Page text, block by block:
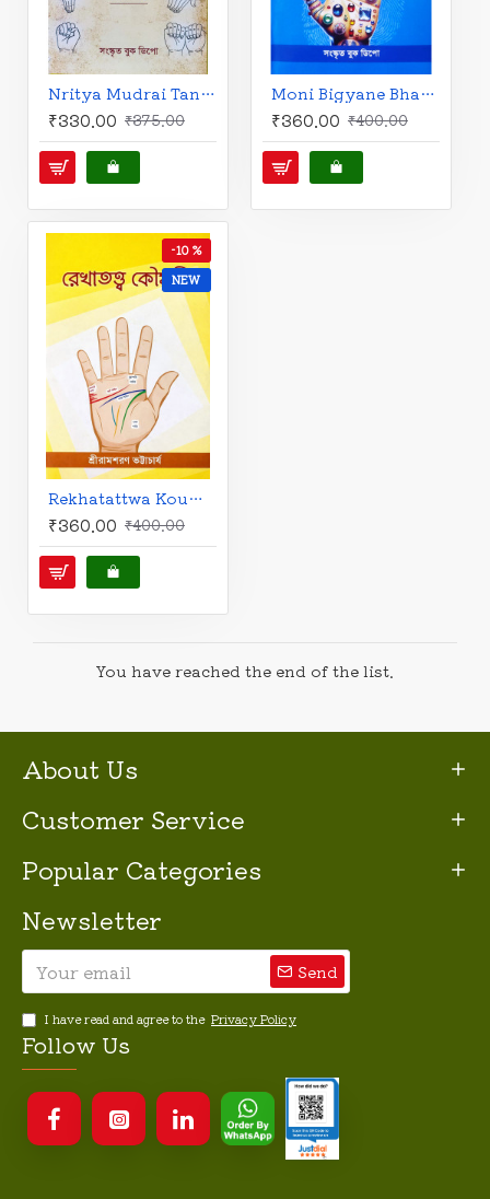
Nritya Mudrai Tantrer Prasongikota: A Survey | Bengali | নৃত্যমুদ্রায় তন্ত্রের প্রাসঙ্গিকতা: একটি সমীক্ষা |
₹330.00 ₹375.00
Moni Bigyane Bhagya Pariksha | Bengali | মণি বিজ্ঞানে ভাগ্য পরীক্ষা | শিবলাল বন্দ্যোপাধ্যায় |
₹360.00 ₹400.00
NEW
-10 %
Rekhatattwa Koumudi | Shri Ramsharan Bhattacharjee | Bengali | রেখাতত্ত্ব কৌমুদী | শ্রীরামশরণ ভট্টাচার্য |
₹360.00 ₹400.00
You have reached the end of the list.
About Us
Customer Service
Popular Categories
Newsletter
Send
I have read and agree to the Privacy Policy
Follow Us